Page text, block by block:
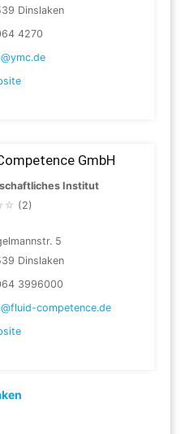
Dinslaken
4270
GmbH
Institut
☆ (2)
5
Dinslaken
3996000
competence.de